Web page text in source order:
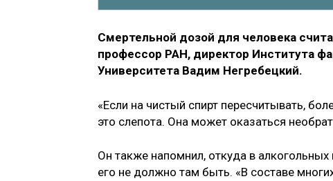
Смертельной дозой для человека
профессор РАН, директор Института
Университета Вадим Негребецкий.
«Если на чистый спирт пересчитывать,
это слепота. Она может оказаться
Он также напомнил, откуда в алкогольных
его не должно там быть. «В составе